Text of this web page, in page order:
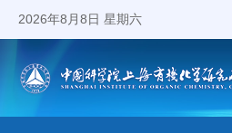
2026年8月8日 星期六